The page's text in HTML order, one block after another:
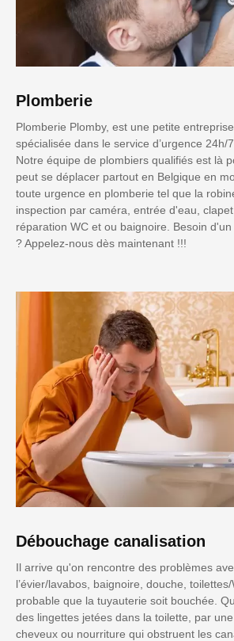
Plomberie
Plomberie Plomby, est une petite
spécialisée dans le service d’urgence 24h/
Notre équipe de plombiers qualifiés est là
peut se déplacer partout en Belgique en
toute urgence en plomberie tel que la
inspection par caméra, entrée d'eau,
réparation WC et ou baignoire. Besoin
? Appelez-nous dès maintenant !!!
Débouchage canalisation
Il arrive qu'on rencontre des problèmes
l’évier/lavabos, baignoire, douche,
probable que la tuyauterie soit bouchée.
des lingettes jetées dans la toilette, par
cheveux ou nourriture qui obstruent les